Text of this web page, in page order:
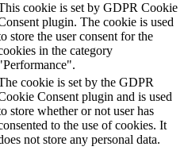
cookie is set by GDPR Cookie
plugin. The cookie is used
store the user consent for the
in the category
cookie is set by the GDPR
Consent plugin and is used
store whether or not user has
to the use of cookies. It
not store any personal data.